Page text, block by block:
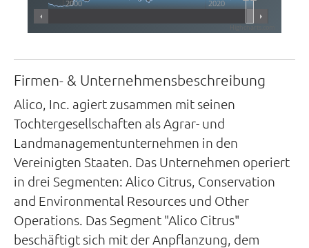
2000 2020
Firmen- & Unternehmensbeschreibung
Alico, Inc. agiert zusammen mit seinen
Tochtergesellschaften als Agrar- und
Landmanagementunternehmen in den
Vereinigten Staaten. Das Unternehmen operiert
in drei Segmenten: Alico Citrus, Conservation
and Environmental Resources und Other
Operations. Das Segment "Alico Citrus"
beschäftigt sich mit der Anpflanzung, dem